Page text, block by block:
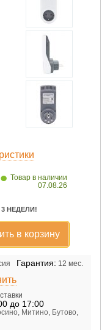
• Товар в наличии
07.08.26
НЕДЕЛИ!
в корзину
Гарантия: 12 мес.
до 17:00
Митино, Бутово,